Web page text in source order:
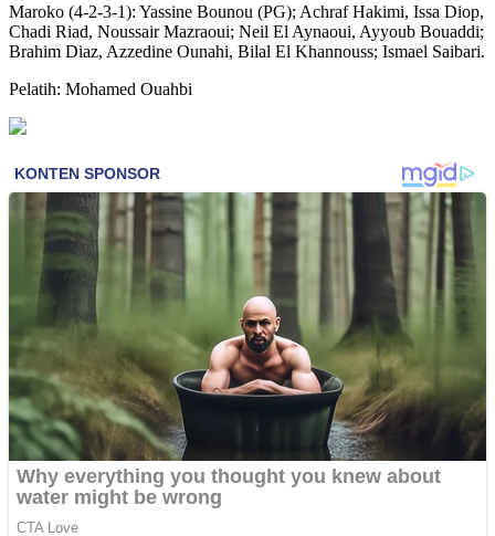
Maroko (4-2-3-1): Yassine Bounou (PG); Achraf Hakimi, Issa Diop,
Chadi Riad, Noussair Mazraoui; Neil El Aynaoui, Ayyoub Bouaddi;
Brahim Diaz, Azzedine Ounahi, Bilal El Khannouss; Ismael Saibari.
Pelatih: Mohamed Ouahbi